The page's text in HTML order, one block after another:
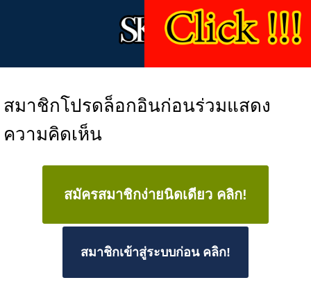
สมาชิกโปรดล็อกอินก่อนร่วมแสดง
ความคิดเห็น
สมัครสมาชิกง่ายนิดเดียว คลิก!
สมาชิกเข้าสู่ระบบก่อน คลิก!